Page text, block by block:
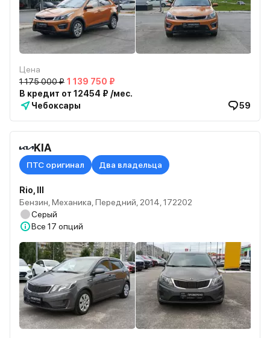
Цена
1 175 000 ₽ 1 139 750 ₽
В кредит от 12454 ₽ /мес.
Чебоксары
59
KIA
ПТС оригинал Два владельца
Rio, III
Бензин, Механика, Передний, 2014, 172202
Серый
Все 17 опций